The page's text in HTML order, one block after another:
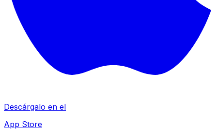
Descárgalo en el
App Store